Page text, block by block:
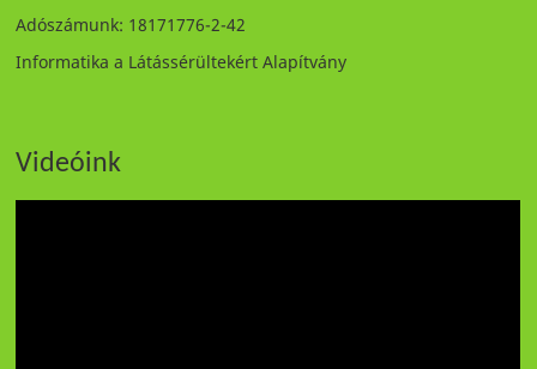
Adószámunk: 18171776-2-42
Informatika a Látássérültekért Alapítvány
Videóink